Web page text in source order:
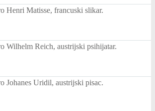
Henri Matisse, francuski slikar.
Wilhelm Reich, austrijski psihijatar.
Johanes Uridil, austrijski pisac.